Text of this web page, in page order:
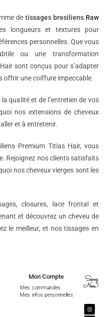
detissages bresiliens Raw
longueurs et textures pour
personnelles. Que vous
ou une transformation
sont conçus pour s’adapter
offrir une coiffure impeccable.
qualité et de l’entretien de vos
nos extensions de cheveux
et à entretenir.
Premium Titias Hair, vous
Rejoignez nos clients satisfaits
nos cheveux vierges sont les
closures, lace frontal et
et découvrez un cheveu de
le meilleur, et nos tissages en
Mon Compte
Mes commandes
Mes infos personnelles
Suivez
Nous !